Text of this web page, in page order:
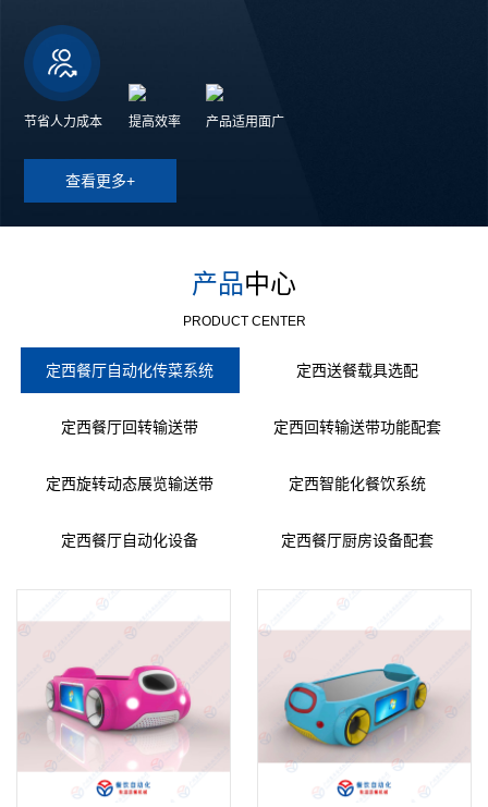
节省人力成本 提高效率 产品适用面广
查看更多+
产品中心
PRODUCT CENTER
定西餐厅自动化传菜系统 定西送餐载具选配
定西餐厅回转输送带 定西回转输送带功能配套
定西旋转动态展览输送带 定西智能化餐饮系统
定西餐厅自动化设备 定西餐厅厨房设备配套